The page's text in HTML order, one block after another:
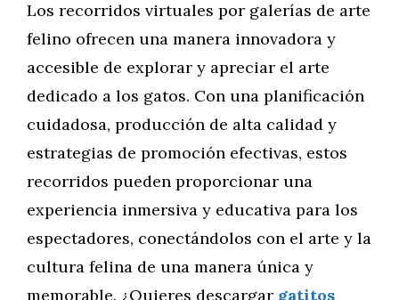
Los recorridos virtuales por galerías de arte
felino ofrecen una manera innovadora y
accesible de explorar y apreciar el arte
dedicado a los gatos. Con una planificación
cuidadosa, producción de alta calidad y
estrategias de promoción efectivas, estos
recorridos pueden proporcionar una
experiencia inmersiva y educativa para los
espectadores, conectándolos con el arte y la
cultura felina de una manera única y
memorable. ¿Quieres descargar gatitos